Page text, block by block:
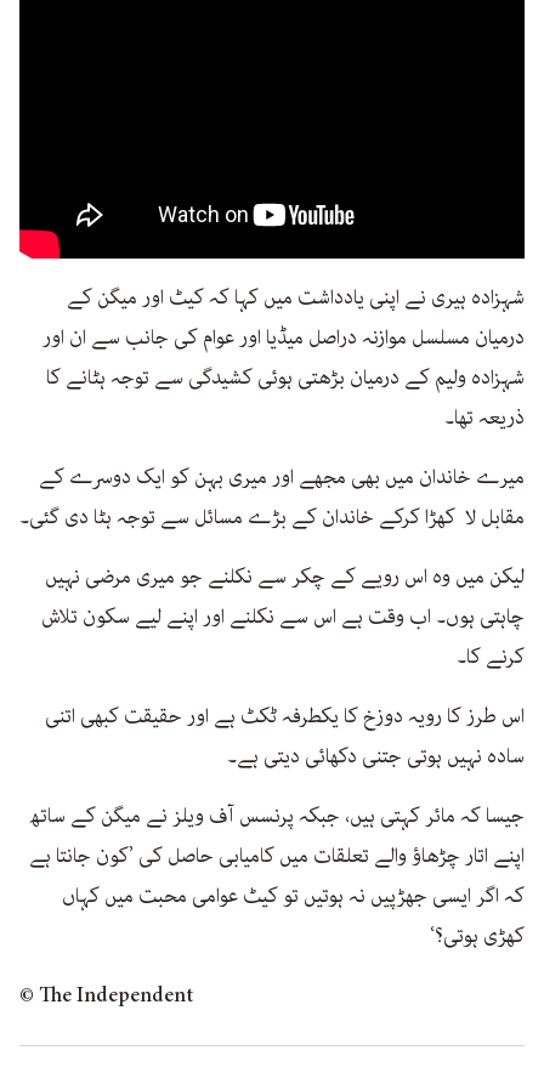
شہزادہ ہیری نے اپنی یادداشت میں کہا کہ کیٹ اور میگن کے
درمیان مسلسل موازنہ دراصل میڈیا اور عوام کی جانب سے ان اور
شہزادہ ولیم کے درمیان بڑھتی ہوئی کشیدگی سے توجہ ہٹانے کا
ذریعہ تھا۔
میرے خاندان میں بھی مجھے اور میری بہن کو ایک دوسرے کے
مقابل لا کھڑا کرکے خاندان کے بڑے مسائل سے توجہ ہٹا دی گئی۔
لیکن میں وہ اس رویے کے چکر سے نکلنے جو میری مرضی نہیں
چاہتی ہوں۔ اب وقت ہے اس سے نکلنے اور اپنے لیے سکون تلاش
کرنے کا۔
اس طرز کا رویہ دوزخ کا یکطرفہ ٹکٹ ہے اور حقیقت کبھی اتنی
سادہ نہیں ہوتی جتنی دکھائی دیتی ہے۔
جیسا کہ مائر کہتی ہیں، جبکہ پرنسس آف ویلز نے میگن کے ساتھ
اپنے اتار چڑھاؤ والے تعلقات میں کامیابی حاصل کی ’کون جانتا ہے
کہ اگر ایسی جھڑپیں نہ ہوتیں تو کیٹ عوامی محبت میں کہاں
کھڑی ہوتی؟‘
© The Independent